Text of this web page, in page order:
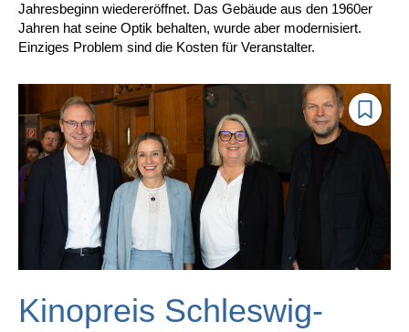
Jahresbeginn wiedereröffnet. Das Gebäude aus den 1960er
Jahren hat seine Optik behalten, wurde aber modernisiert.
Einziges Problem sind die Kosten für Veranstalter.
Kinopreis Schleswig-